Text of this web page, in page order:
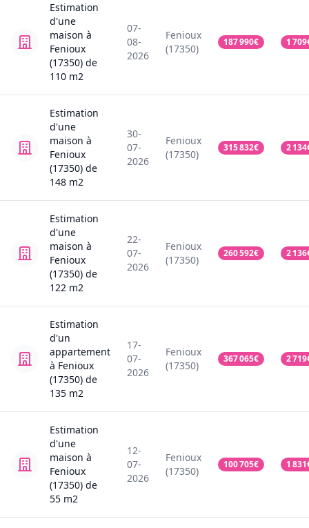
Estimation
d'une
maison à
Fenioux
(17350) de
110 m2
07-
08-
2026
Fenioux
(17350)
187 990€ 1 709
Estimation
d'une
maison à
Fenioux
(17350) de
148 m2
30-
07-
2026
Fenioux
(17350)
315 832€ 2 134
Estimation
d'une
maison à
Fenioux
(17350) de
122 m2
22-
07-
2026
Fenioux
(17350)
260 592€ 2 136
Estimation
d'un
appartement
à Fenioux
(17350) de
135 m2
17-
07-
2026
Fenioux
(17350)
367 065€ 2 719
Estimation
d'une
maison à
Fenioux
(17350) de
55 m2
12-
07-
2026
Fenioux
(17350)
100 705€ 1 831